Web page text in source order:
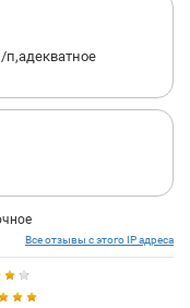
Все отзывы с этого IP адреса